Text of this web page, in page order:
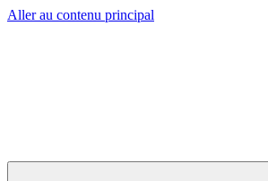
Aller au contenu principal